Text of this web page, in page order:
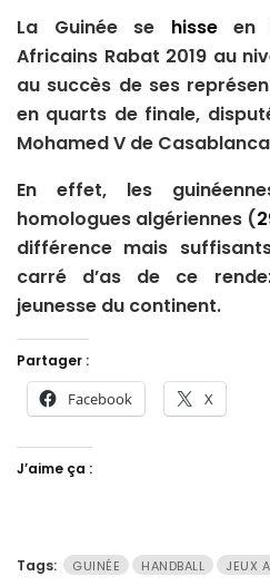
La Guinée se hisseen
Africains Rabat 2019 au
au succès de ses
en quarts de finale,
Mohamed V de
En effet, les
homologues algériennes (
différence mais
carré d’as de ce
jeunesse du continent.
Partager :
Facebook X
J’aime ça :
Tags: GUINÉE HANDBALL JEUX